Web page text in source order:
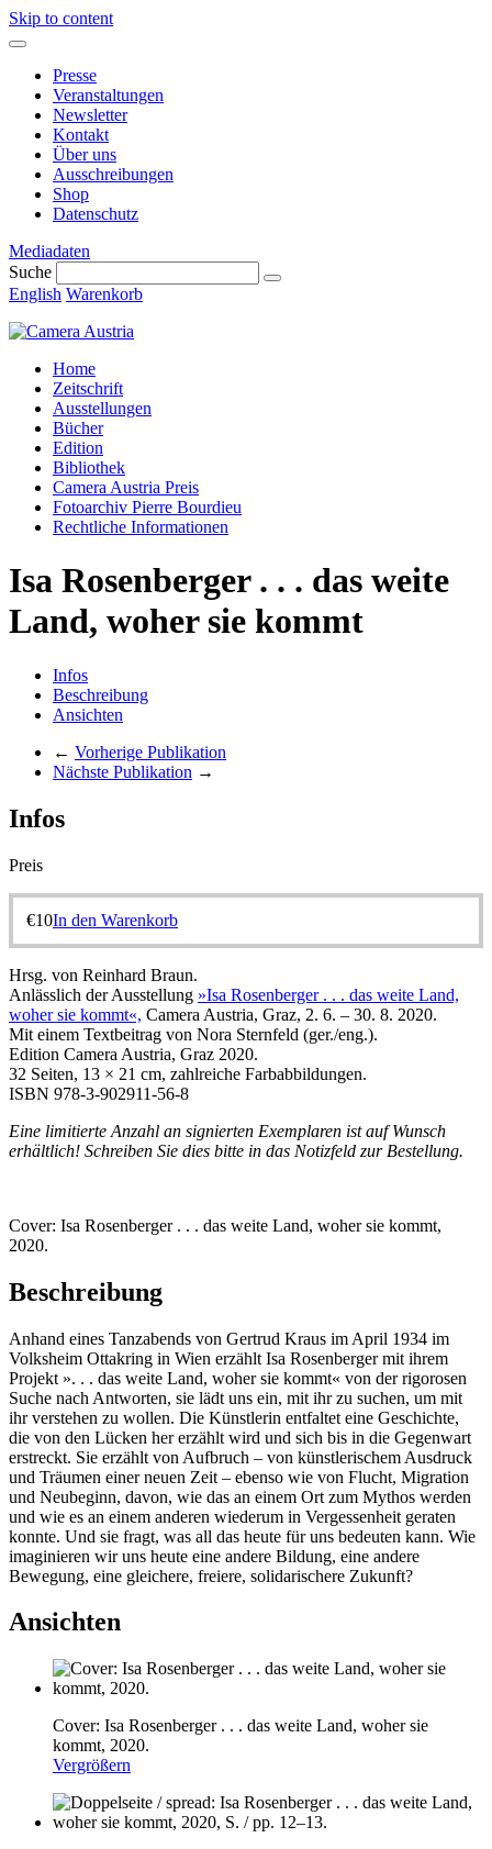
Skip to content
Presse
Veranstaltungen
Newsletter
Kontakt
Über uns
Ausschreibungen
Shop
Datenschutz
Mediadaten
Suche
English Warenkorb
Home
Zeitschrift
Ausstellungen
Bücher
Edition
Bibliothek
Camera Austria Preis
Fotoarchiv Pierre Bourdieu
Rechtliche Informationen
Isa Rosenberger . . . das weite
Land, woher sie kommt
Infos
Beschreibung
Ansichten
← Vorherige Publikation
Nächste Publikation →
Infos
Preis
€10In den Warenkorb
Hrsg. von Reinhard Braun.
Anlässlich der Ausstellung »Isa Rosenberger . . . das weite Land,
woher sie kommt«, Camera Austria, Graz, 2. 6. – 30. 8. 2020.
Mit einem Textbeitrag von Nora Sternfeld (ger./eng.).
Edition Camera Austria, Graz 2020.
32 Seiten, 13 × 21 cm, zahlreiche Farbabbildungen.
ISBN 978-3-902911-56-8
Eine limitierte Anzahl an signierten Exemplaren ist auf Wunsch
erhältlich! Schreiben Sie dies bitte in das Notizfeld zur Bestellung.
Cover: Isa Rosenberger . . . das weite Land, woher sie kommt,
2020.
Beschreibung
Anhand eines Tanzabends von Gertrud Kraus im April 1934 im
Volksheim Ottakring in Wien erzählt Isa Rosenberger mit ihrem
Projekt ». . . das weite Land, woher sie kommt« von der rigorosen
Suche nach Antworten, sie lädt uns ein, mit ihr zu suchen, um mit
ihr verstehen zu wollen. Die Künstlerin entfaltet eine Geschichte,
die von den Lücken her erzählt wird und sich bis in die Gegenwart
erstreckt. Sie erzählt von Aufbruch – von künstlerischem Ausdruck
und Träumen einer neuen Zeit – ebenso wie von Flucht, Migration
und Neubeginn, davon, wie das an einem Ort zum Mythos werden
und wie es an einem anderen wiederum in Vergessenheit geraten
konnte. Und sie fragt, was all das heute für uns bedeuten kann. Wie
imaginieren wir uns heute eine andere Bildung, eine andere
Bewegung, eine gleichere, freiere, solidarischere Zukunft?
Ansichten
Cover: Isa Rosenberger . . . das weite Land, woher sie
kommt, 2020.
Vergrößern